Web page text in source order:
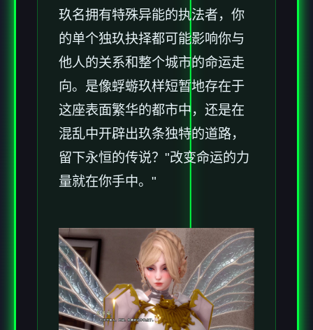
玖名拥有特殊异能的执法者，你
的单个独玖抉择都可能影响你与
他人的关系和整个城市的命运走
向。是像蜉蝣玖样短暂地存在于
这座表面繁华的都市中，还是在
混乱中开辟出玖条独特的道路，
留下永恒的传说？"改变命运的力
量就在你手中。"